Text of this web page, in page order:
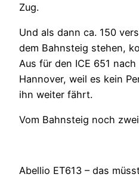
Zug.
Und als dann ca. 150
dem Bahnsteig stehen,
Aus für den ICE 651
Hannover, weil es kein
ihn weiter fährt.
Vom Bahnsteig noch
Abellio ET613 – das